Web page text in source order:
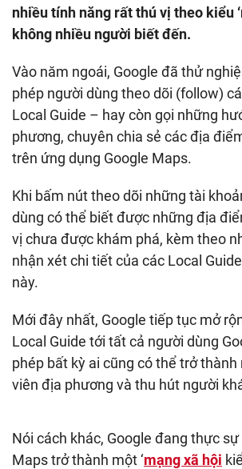
nhiều tính năng rất thú vị theo kiểu
không nhiều người biết đến.
Vào năm ngoái, Google đã thử
phép người dùng theo dõi (follow)
Local Guide – hay còn gọi những
phương, chuyên chia sẻ các địa
trên ứng dụng Google Maps.
Khi bấm nút theo dõi những tài
dùng có thể biết được những địa
vị chưa được khám phá, kèm theo
nhận xét chi tiết của các Local
này.
Mới đây nhất, Google tiếp tục mở
Local Guide tới tất cả người dùng
phép bất kỳ ai cũng có thể trở
viên địa phương và thu hút người
Nói cách khác, Google đang thực sự
Maps trở thành một ‘mạng xã hội